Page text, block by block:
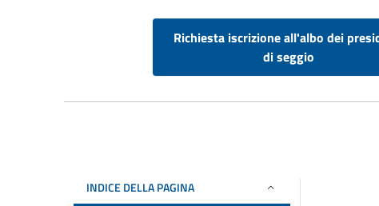
Richiesta iscrizione all'albo dei
di seggio
INDICE DELLA PAGINA